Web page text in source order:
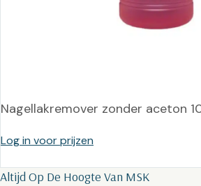
Nagellakremover zonder aceton
Log in voor prijzen
Altijd Op De Hoogte Van MSK